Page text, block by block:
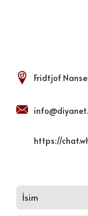
Fridtjof
https://